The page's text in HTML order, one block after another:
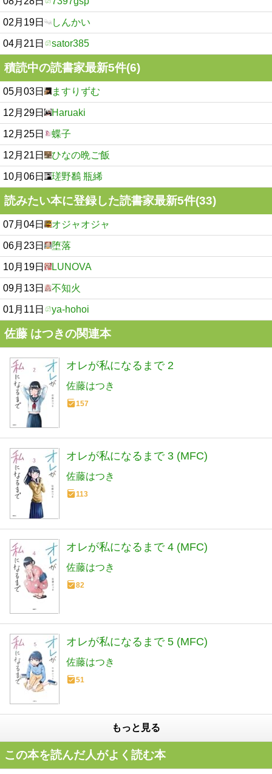
02月19日 しんかい
04月21日 sator385
積読中の読書家最新5件(6)
05月03日 ますりずむ
12月29日 Haruaki
12月25日 蝶子
12月21日 ひなの晩ご飯
10月06日 瑳野鷭 瓶絺
読みたい本に登録した読書家最新5件(33)
07月04日 オジャオジャ
06月23日 堕落
10月19日 LUNOVA
09月13日 不知火
01月11日 ya-hohoi
佐藤 はつきの関連本
オレが私になるまで 2
佐藤はつき
157
オレが私になるまで 3 (MFC)
佐藤はつき
113
オレが私になるまで 4 (MFC)
佐藤はつき
82
オレが私になるまで 5 (MFC)
佐藤はつき
51
もっと見る
この本を読んだ人がよく読む本